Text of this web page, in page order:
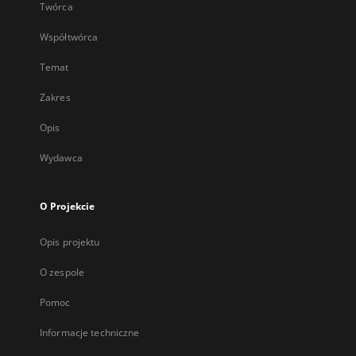
Twórca
Współtwórca
Temat
Zakres
Opis
Wydawca
O Projekcie
Opis projektu
O zespole
Pomoc
Informacje techniczne